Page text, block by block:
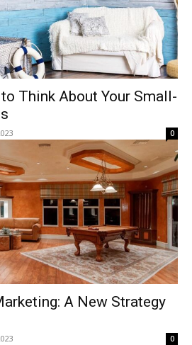
Think About Your Small-
0
A New Strategy
0